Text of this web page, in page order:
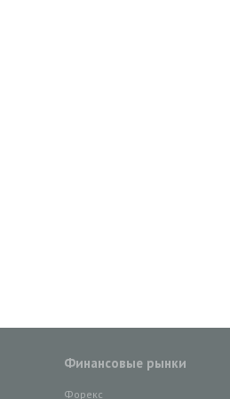
Финансовые рынки
Форекс